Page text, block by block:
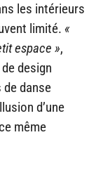
les intérieurs
limité. «
espace »,
design
de danse
d’une
même